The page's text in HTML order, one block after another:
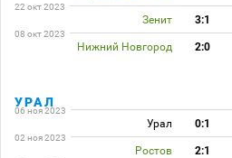
22 окт 2023
Зенит 3:1
08 окт 2023
Нижний Новгород 2:0
УРАЛ
06 ноя 2023
Урал 0:1
02 ноя 2023
Ростов 2:1